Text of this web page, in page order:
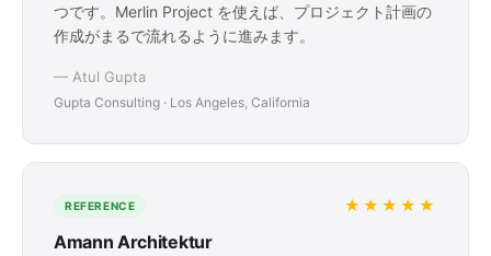
つです。Merlin Project を使えば、プロジェクト計画の
作成がまるで流れるように進みます。
— Atul Gupta
Gupta Consulting · Los Angeles, California
REFERENCE ★★★★★
Amann Architektur